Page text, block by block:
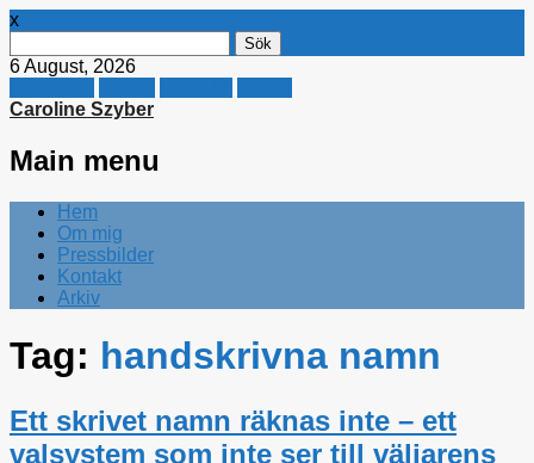
x
efter:
6 August, 2026
Caroline Szyber
Main menu
Skip
content
Hem
Om mig
Pressbilder
Kontakt
Arkiv
Tag: handskrivna namn
Ett skrivet namn räknas inte – ett
valsystem som inte ser till väljarens